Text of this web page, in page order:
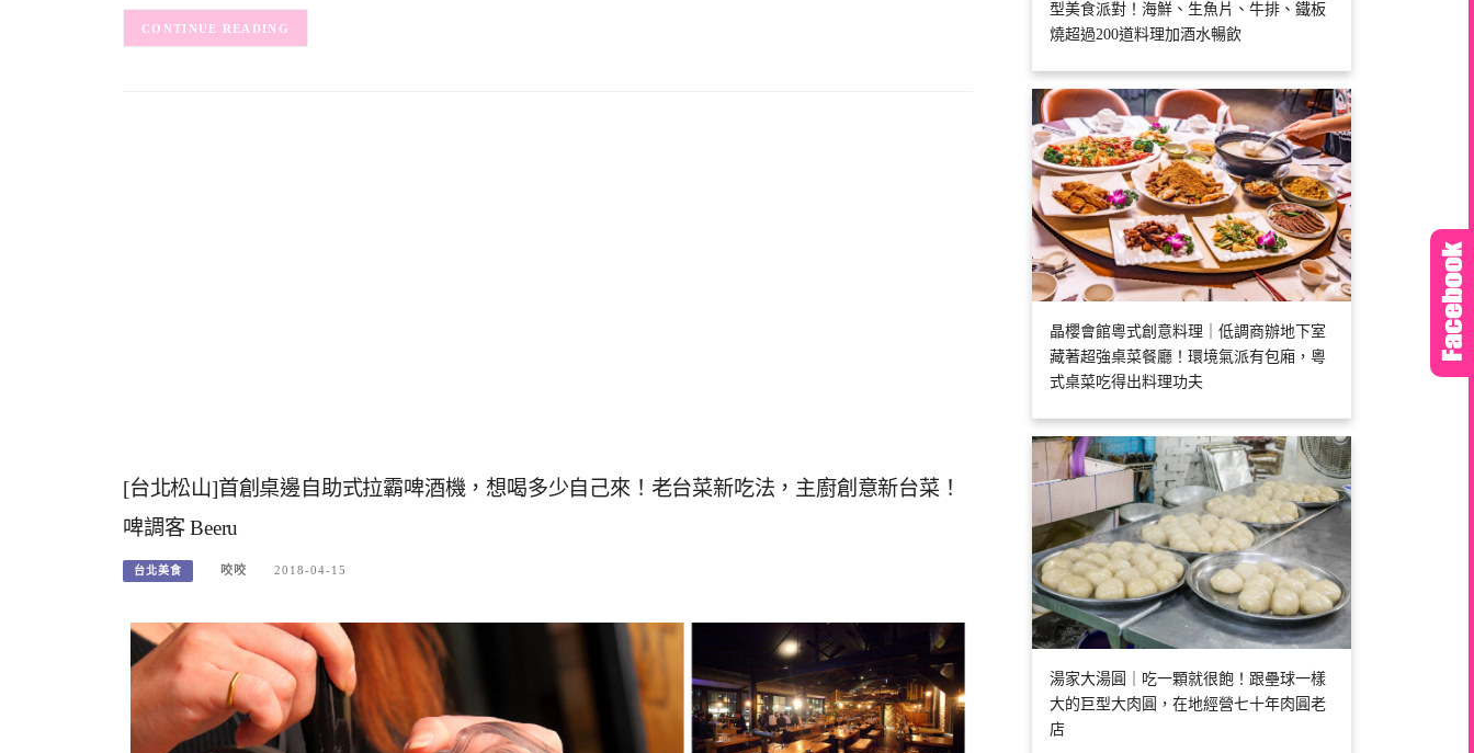
CONTINUE READING
[台北松山]首創桌邊自助式拉霸啤酒機，想喝多少自己來！老台菜新吃法，主廚創意新台菜！
啤調客 Beeru
台北美食 咬咬 2018-04-15
型美食派對！海鮮、生魚片、牛排、鐵板
燒超過200道料理加酒水暢飲
晶櫻會館粵式創意料理｜低調商辦地下室
藏著超強桌菜餐廳！環境氣派有包廂，粵
式桌菜吃得出料理功夫
湯家大湯圓｜吃一顆就很飽！跟壘球一樣
大的巨型大肉圓，在地經營七十年肉圓老
店